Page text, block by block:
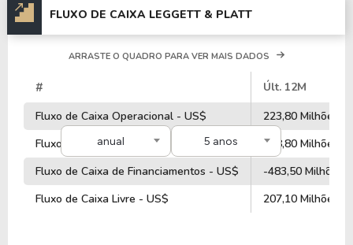
FLUXO DE CAIXA LEGGETT & PLATT
anual 5 anos
ARRASTE O QUADRO PARA VER MAIS DADOS
#
Últ. 12M
Fluxo de Caixa Operacional - US$
223,80 Milhões
Fluxo de Caixa de Investimentos - US$
288,80 Milhões
Fluxo de Caixa de Financiamentos - US$
-483,50 Milhões
Fluxo de Caixa Livre - US$
207,10 Milhões